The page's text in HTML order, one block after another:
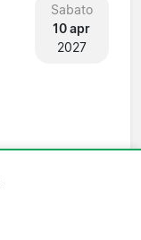
Sabato
10 apr
2027